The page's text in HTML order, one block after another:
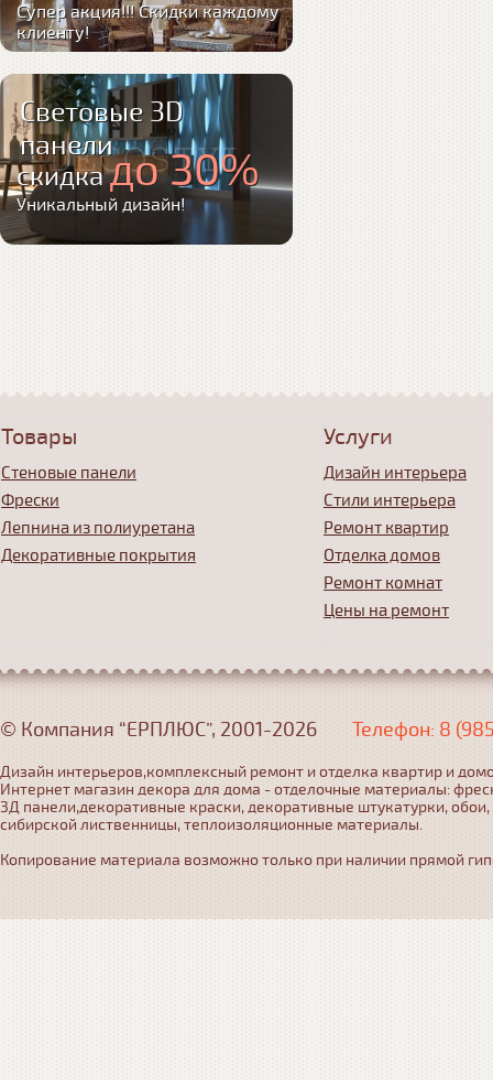
Супер акция!!! Скидки каждому
клиенту!
Световые 3D
панели
скидкадо 30%
Уникальный дизайн!
Товары
Стеновые панели
Фрески
Лепнина из полиуретана
Декоративные покрытия
Услуги
Дизайн интерьера
Стили интерьера
Ремонт квартир
Отделка домов
Ремонт комнат
Цены на ремонт
© Компания “ЕРПЛЮС”, 2001-2026 Телефон: 8
Дизайн интерьеров,комплексный ремонт и отделка квартир и
Интернет магазин декора для дома - отделочные материалы:
3Д панели,декоративные краски, декоративные штукатурки,
сибирской лиственницы, теплоизоляционные материалы.
Копирование материала возможно только при наличии прямой